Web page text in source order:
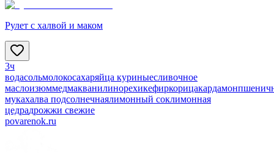
Рулет с халвой и маком
3ч
водасольмолокосахаряйца куриныесливочное
маслоизюммедмакванилинорехикефиркорицакардамон
мукахалва подсолнечнаялимонный соклимонная
цедрадрожжи свежие
povarenok.ru